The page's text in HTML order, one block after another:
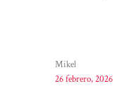
Mikel
26 febrero, 2026